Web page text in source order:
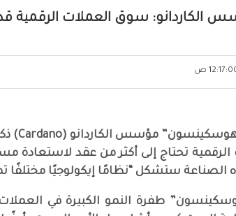
سوق العملات الرقمية قد يحتاج إلى 12
الصناعة ستشكل “نظامًا إيكولوجيًا مختلفًا